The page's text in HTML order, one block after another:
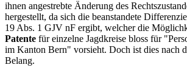
ihnen angestrebte Änderung des
hergestellt, da sich die beanstandete
19 Abs. 1 GJV nF ergibt, welcher die
Patente für einzelne Jagdkreise bloss für
im Kanton Bern" vorsieht. Doch ist dies nach
Belang.